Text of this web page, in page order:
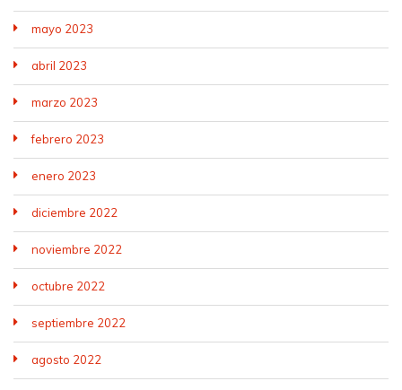
mayo 2023
abril 2023
marzo 2023
febrero 2023
enero 2023
diciembre 2022
noviembre 2022
octubre 2022
septiembre 2022
agosto 2022